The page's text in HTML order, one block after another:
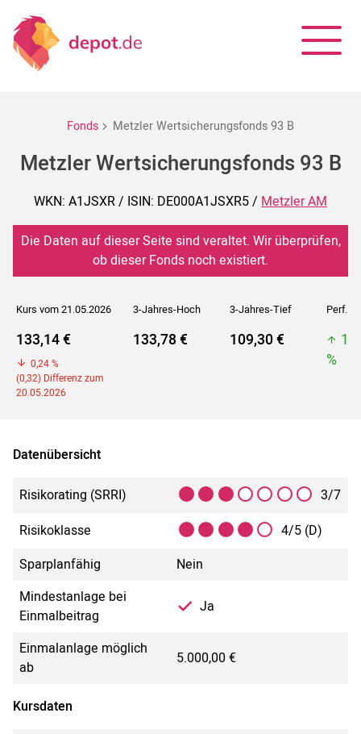
Fonds Metzler Wertsicherungsfonds 93 B
Metzler Wertsicherungsfonds 93 B
WKN: A1JSXR / ISIN: DE000A1JSXR5 / Metzler AM
Die Daten auf dieser Seite sind veraltet. Wir überprüfen,
ob dieser Fonds noch existiert.
Kurs vom 21.05.2026 3-Jahres-Hoch 3-Jahres-Tief Perf. 5J
133,14 €
0,24 %
(0,32) Differenz zum
20.05.2026
133,78 € 109,30 €
%
Datenübersicht
Risikorating (SRRI)
3/7
Risikoklasse
4/5 (D)
Sparplanfähig
Nein
Mindestanlage bei
Einmalbeitrag
Ja
Einmalanlage möglich
ab
5.000,00 €
Kursdaten